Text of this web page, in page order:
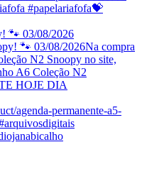
🐾 03/08/2026